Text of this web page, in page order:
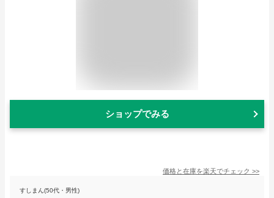
ショップでみる
価格と在庫を楽天でチェック >>
すしまん(50代・男性)